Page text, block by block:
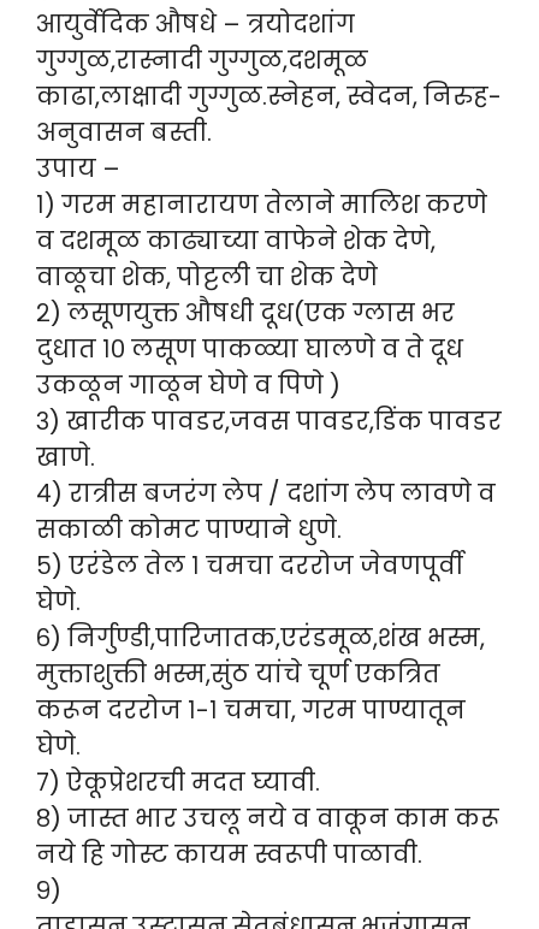
आयुर्वेदिक औषधे – त्रयोदशांग
गुग्गुळ,रास्नादी गुग्गुळ,दशमूळ
काढा,लाक्षादी गुग्गुळ.स्नेहन, स्वेदन, निरुह-
अनुवासन बस्ती.
उपाय –
१) गरम महानारायण तेलाने मालिश करणे
व दशमूळ काढ्याच्या वाफेने शेक देणे,
वाळूचा शेक, पोट्टली चा शेक देणे
२) लसूणयुक्त औषधी दूध(एक ग्लास भर
दुधात १० लसूण पाकळ्या घालणे व ते दूध
उकळून गाळून घेणे व पिणे )
३) खारीक पावडर,जवस पावडर,डिंक पावडर
खाणे.
४) रात्रीस बजरंग लेप / दशांग लेप लावणे व
सकाळी कोमट पाण्याने धुणे.
५) एरंडेल तेल १ चमचा दररोज जेवणपूर्वी
घेणे.
६) निर्गुण्डी,पारिजातक,एरंडमूळ,शंख भस्म,
मुक्ताशुक्ती भस्म,सुंठ यांचे चूर्ण एकत्रित
करून दररोज १-१ चमचा, गरम पाण्यातून
घेणे.
७) ऐकूप्रेशरची मदत घ्यावी.
८) जास्त भार उचलू नये व वाकून काम करू
नये हि गोस्ट कायम स्वरूपी पाळावी.
९)